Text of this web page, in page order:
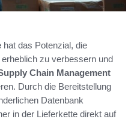
hat das Potenzial, die
erheblich zu verbessern und
Chain Management
Durch die Bereitstellung
Datenbank
in der Lieferkette direkt auf